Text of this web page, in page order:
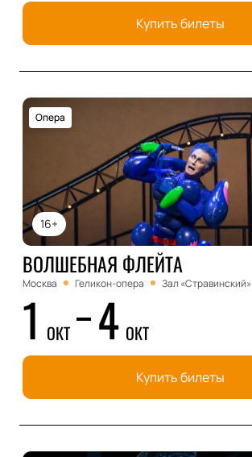
Купить билеты
16+
Опера
ВОЛШЕБНАЯ ФЛЕЙТА
Москва Геликон-опера Зал «Стравинский»
1 ОКТ 4 ОКТ
Купить билеты